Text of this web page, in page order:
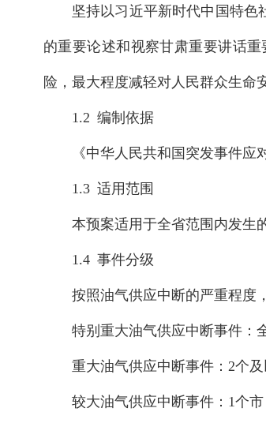
坚持以习近平新时代中国特色
的重要论述和视察甘肃重要讲话
险，最大程度减轻对人民群众生命
1.2 编制依据
《中华人民共和国突发事件
1.3 适用范围
本预案适用于全省范围内发生
1.4 事件分级
按照油气供应中断的严重程度
特别重大油气供应中断事件：
重大油气供应中断事件：2个
较大油气供应中断事件：1个